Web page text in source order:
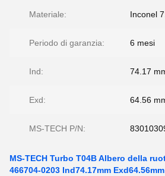
Materiale: Inconel
Periodo di garanzia: 6 mesi
Ind: 74.17
Exd: 64.56
MS-TECH P/N:
MS-TECH Turbo T04B Albero della
466704-0203 Ind74.17mm